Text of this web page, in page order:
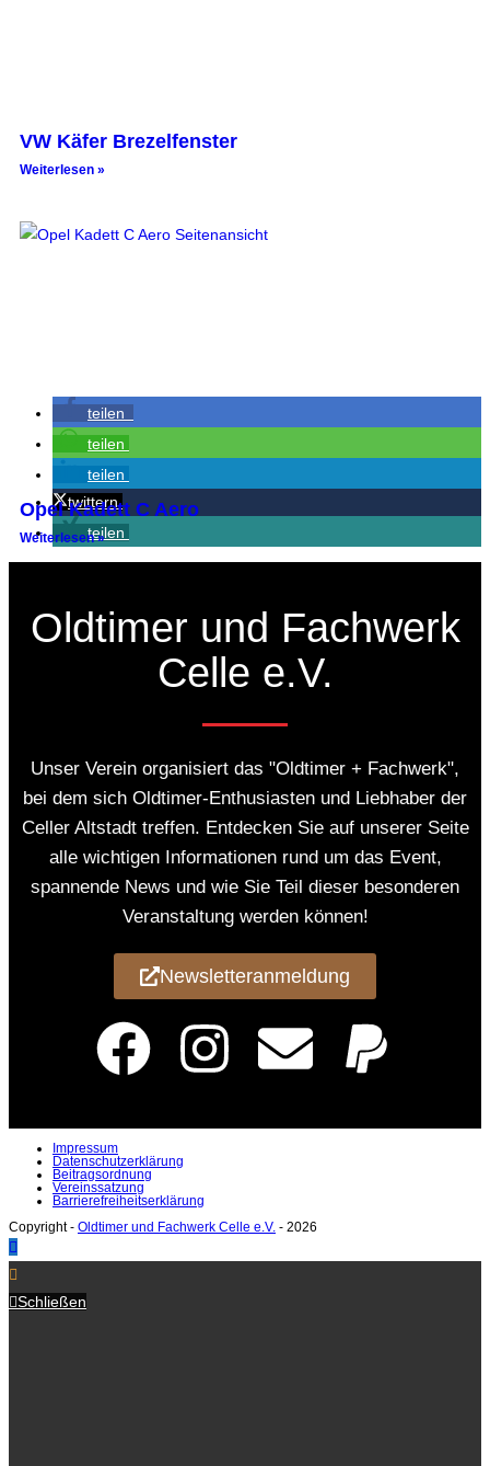
VW Käfer Brezelfenster
Weiterlesen »
Opel Kadett C Aero
Weiterlesen »
Chevrolet Corvette C3
teilen
teilen
teilen
twittern
teilen
Oldtimer und Fachwerk
Celle e.V.
Unser Verein organisiert das "Oldtimer + Fachwerk",
bei dem sich Oldtimer-Enthusiasten und Liebhaber der
Celler Altstadt treffen. Entdecken Sie auf unserer Seite
alle wichtigen Informationen rund um das Event,
spannende News und wie Sie Teil dieser besonderen
Veranstaltung werden können!
Newsletteranmeldung
Impressum
Datenschutzerklärung
Beitragsordnung
Vereinssatzung
Barrierefreiheitserklärung
Copyright - Oldtimer und Fachwerk Celle e.V. - 2026
Schließen